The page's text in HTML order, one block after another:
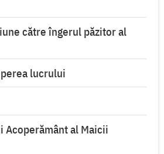
către îngerul păzitor al
lucrului
Acoperământ al Maicii